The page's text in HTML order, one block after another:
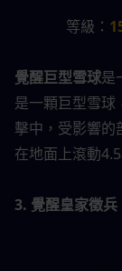
等級：
覺醒巨型雪球是
是一顆巨型雪球
擊中，受影響的
在地面上滾動
3. 覺醒皇家徵兵